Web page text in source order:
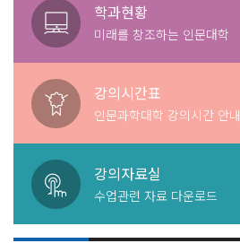
학과현황
미래를 창조하는 인문대학
강의시간표
인문과학대학 강의시간 안내
강의자료실
수업관련 자료 다운로드